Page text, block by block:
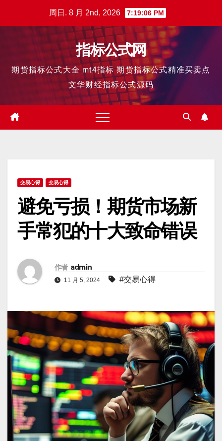
周日. 8 月 2nd, 2026 7:19:07 PM
指标公式网
期货指标公式大全 mt4指标 期货指标公式精准买卖点
文华财经指标公式源码
交易心得 交易心得
避免亏损！期货市场新
手常犯的十大致命错误
作者 admin
11 月 5, 2024 #交易心得